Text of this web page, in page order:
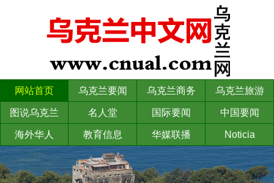
网站首页 乌克兰要闻 乌克兰商务 乌克兰旅游
图说乌克兰 名人堂 国际要闻 中国要闻
海外华人 教育信息 华媒联播 Noticia